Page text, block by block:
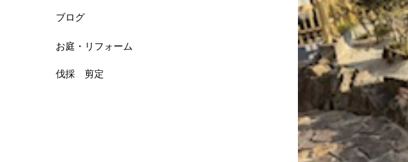
ブログ
お庭・リフォーム
伐採 剪定